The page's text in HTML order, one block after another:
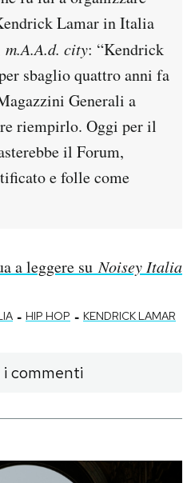
Lamar in Italia
m.A.A.d. city: “Kendrick
sbaglio quattro anni fa
Generali a
riempirlo. Oggi per il
il Forum,
e folle come
a leggere suNoisey Italia
- HIP HOP - KENDRICK LAMAR
commenti